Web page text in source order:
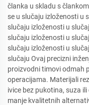
članka u skladu s
se u slučaju izloženosti u
slučaju izloženosti u
slučaju izloženosti u
slučaju izloženosti u
slučaju Ovaj precizni
proizvodni timovi odmah
operacijama. Materijali
ivice bez pukotina, suza
manje kvalitetnih